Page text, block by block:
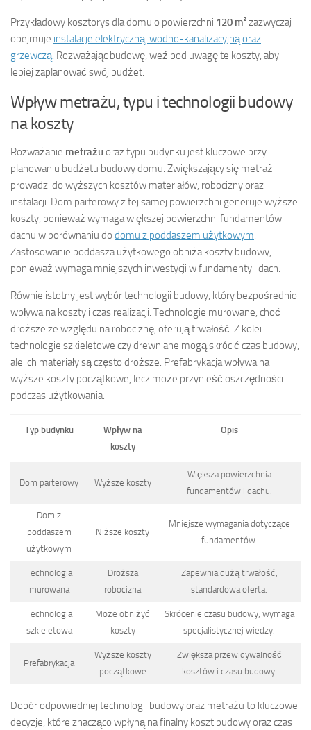
Przykładowy kosztorys dla domu o powierzchni 120 m²zazwyczaj
obejmuje instalacje elektryczną, wodno-kanalizacyjną oraz
grzewczą . Rozważając budowę, weź pod uwagę te koszty, aby
lepiej zaplanować swój budżet.
Wpływ metrażu, typu i technologii budowy
na koszty
Rozważanie metrażuoraz typu budynku jest kluczowe przy
planowaniu budżetu budowy domu. Zwiększający się metraż
prowadzi do wyższych kosztów materiałów, robocizny oraz
instalacji. Dom parterowy z tej samej powierzchni generuje wyższe
koszty, ponieważ wymaga większej powierzchni fundamentów i
dachu w porównaniu do domu z poddaszem użytkowym
Zastosowanie poddasza użytkowego obniża koszty budowy,
ponieważ wymaga mniejszych inwestycji w fundamenty i dach.
Równie istotny jest wybór technologii budowy, który bezpośrednio
wpływa na koszty i czas realizacji. Technologie murowane, choć
droższe ze względu na robociznę, oferują trwałość. Z kolei
technologie szkieletowe czy drewniane mogą skrócić czas budowy,
ale ich materiały są często droższe. Prefabrykacja wpływa na
wyższe koszty początkowe, lecz może przynieść oszczędności
podczas użytkowania.
Typ budynku
Wpływ na
koszty
Opis
Dom parterowy Wyższe koszty
Większa powierzchnia
fundamentów i dachu.
Dom z
poddaszem
użytkowym
Niższe koszty
Mniejsze wymagania dotyczące
fundamentów.
Technologia
murowana
Droższa
robocizna
Zapewnia dużą trwałość,
standardowa oferta.
Technologia
szkieletowa
Może obniżyć
koszty
Skrócenie czasu budowy, wymaga
specjalistycznej wiedzy.
Prefabrykacja
Wyższe koszty
początkowe
Zwiększa przewidywalność
kosztów i czasu budowy.
Dobór odpowiedniej technologii budowy oraz metrażu to kluczowe
decyzje, które znacząco wpłyną na finalny koszt budowy oraz czas